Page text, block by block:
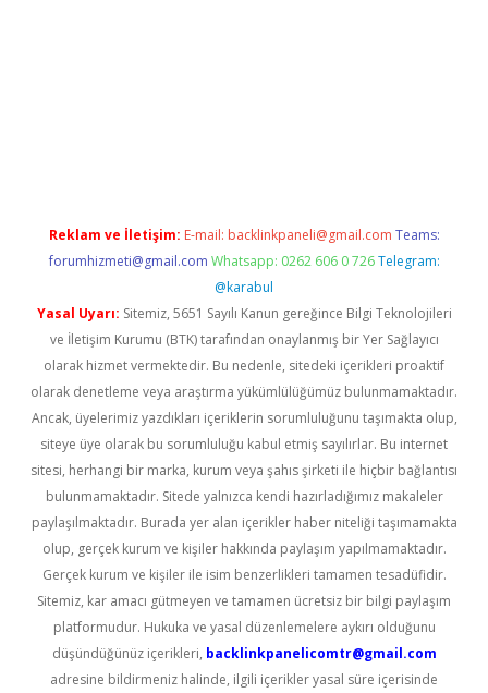
Reklam ve İletişim: E-mail: backlinkpaneli@gmail.com Teams:
forumhizmeti@gmail.com Whatsapp: 0262 606 0 726 Telegram:
@karabul
Yasal Uyarı: Sitemiz, 5651 Sayılı Kanun gereğince Bilgi Teknolojileri
ve İletişim Kurumu (BTK) tarafından onaylanmış bir Yer Sağlayıcı
olarak hizmet vermektedir. Bu nedenle, sitedeki içerikleri proaktif
olarak denetleme veya araştırma yükümlülüğümüz bulunmamaktadır.
Ancak, üyelerimiz yazdıkları içeriklerin sorumluluğunu taşımakta olup,
siteye üye olarak bu sorumluluğu kabul etmiş sayılırlar. Bu internet
sitesi, herhangi bir marka, kurum veya şahıs şirketi ile hiçbir bağlantısı
bulunmamaktadır. Sitede yalnızca kendi hazırladığımız makaleler
paylaşılmaktadır. Burada yer alan içerikler haber niteliği taşımamakta
olup, gerçek kurum ve kişiler hakkında paylaşım yapılmamaktadır.
Gerçek kurum ve kişiler ile isim benzerlikleri tamamen tesadüfidir.
Sitemiz, kar amacı gütmeyen ve tamamen ücretsiz bir bilgi paylaşım
platformudur. Hukuka ve yasal düzenlemelere aykırı olduğunu
düşündüğünüz içerikleri, backlinkpanelicomtr@gmail.com
adresine bildirmeniz halinde, ilgili içerikler yasal süre içerisinde